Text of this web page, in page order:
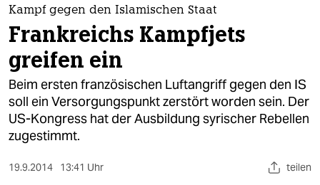
themen
politik
öko
gesellschaft
kultur
sport
Kampf gegen den Islamischen Staat
Frankreichs Kampfjets
greifen ein
Beim ersten französischen Luftangriff gegen den IS
soll ein Versorgungspunkt zerstört worden sein. Der
US-Kongress hat der Ausbildung syrischer Rebellen
zugestimmt.
19.9.2014 13:41 Uhr teilen